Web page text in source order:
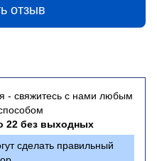
отзыв
- свяжитесь с нами любым
22 без выходных
сделать правильный